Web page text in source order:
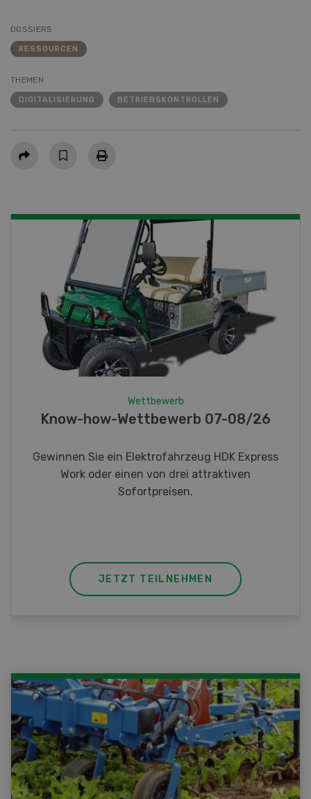
DOSSIERS
RESSOURCEN
THEMEN
DIGITALISIERUNG BETRIEBSKONTROLLEN
Teilen
Fotorätsel 07-08/26
Gewinnen Sie eines von fünf LANDI
Taschenmessern
JETZT TEILNEHMEN